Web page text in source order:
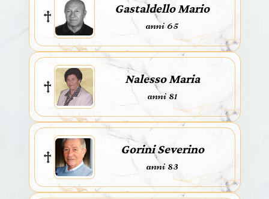
Gastaldello Mario
anni 65
Nalesso Maria
anni 81
Gorini Severino
anni 83